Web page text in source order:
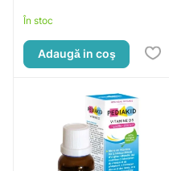
În stoc
Adaugă in coş